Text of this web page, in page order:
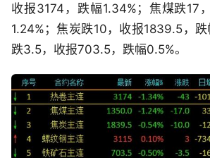
收报3174，跌幅1.34%；焦煤跌17
1.24%；焦炭跌10，收报1839.5，
跌3.5，收报703.5，跌幅0.5%。